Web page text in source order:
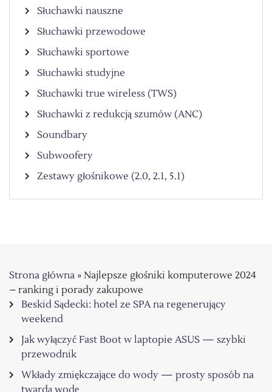
Słuchawki nauszne
Słuchawki przewodowe
Słuchawki sportowe
Słuchawki studyjne
Słuchawki true wireless (TWS)
Słuchawki z redukcją szumów (ANC)
Soundbary
Subwoofery
Zestawy głośnikowe (2.0, 2.1, 5.1)
Strona główna » Najlepsze głośniki komputerowe 2024
– ranking i porady zakupowe
Beskid Sądecki: hotel ze SPA na regenerujący
weekend
Jak wyłączyć Fast Boot w laptopie ASUS — szybki
przewodnik
Wkłady zmiękczające do wody — prosty sposób na